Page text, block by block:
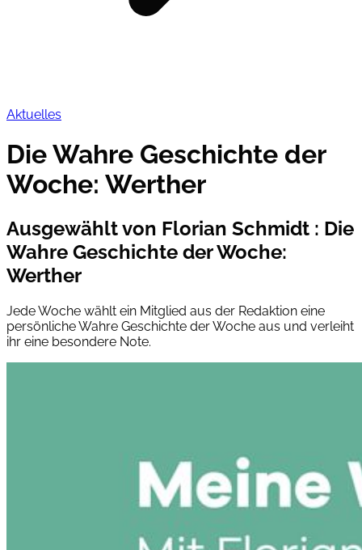
Aktuelles
Die Wahre Geschichte der
Woche: Werther
Ausgewählt von Florian Schmidt : Die
Wahre Geschichte der Woche:
Werther
Jede Woche wählt ein Mitglied aus der Redaktion eine
persönliche Wahre Geschichte der Woche aus und verleiht
ihr eine besondere Note.